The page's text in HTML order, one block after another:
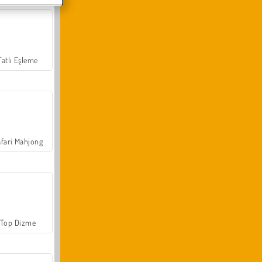
Eşleme
Mahjong
Top Dizme